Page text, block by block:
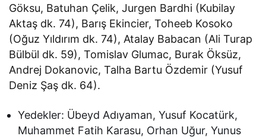
Göksu, Batuhan Çelik, Jurgen Bardhi (Kubilay
Aktaş dk. 74), Barış Ekincier, Toheeb Kosoko
(Oğuz Yıldırım dk. 74), Atalay Babacan (Ali Turap
Bülbül dk. 59), Tomislav Glumac, Burak Öksüz,
Andrej Dokanovic, Talha Bartu Özdemir (Yusuf
Deniz Şaş dk. 64).
Yedekler: Übeyd Adıyaman, Yusuf Kocatürk,
Muhammet Fatih Karasu, Orhan Uğur, Yunus